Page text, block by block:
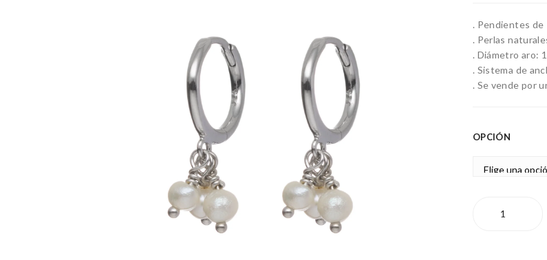
. Pendientes de
. Perlas
. Diámetro aro:
. Sistema de
. Se vende por
OPCIÓN
PEARLS